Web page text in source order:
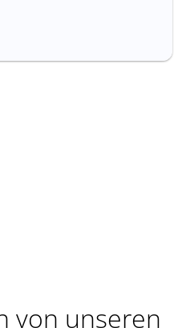
von unseren